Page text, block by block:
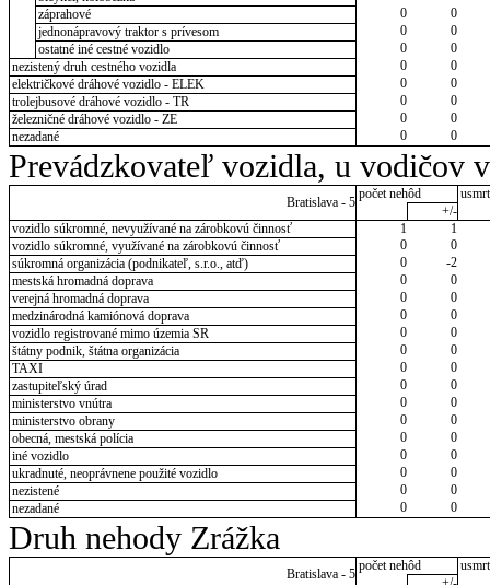
záprahové
0
0
jednonápravový traktor s prívesom
0
0
ostatné iné cestné vozidlo
0
0
nezistený druh cestného vozidla
0
0
električkové dráhové vozidlo - ELEK
0
0
trolejbusové dráhové vozidlo - TR
0
0
železničné dráhové vozidlo - ZE
0
0
nezadané
0 0
Prevádzkovateľ vozidla, u vodičov
Bratislava - 5
počet nehôd
+/-
vozidlo súkromné, nevyužívané na zárobkovú činnosť
1
1
vozidlo súkromné, využívané na zárobkovú činnosť
0
0
súkromná organizácia (podnikateľ, s.r.o., atď)
0
-2
mestská hromadná doprava
0
0
verejná hromadná doprava
0
0
medzinárodná kamiónová doprava
0
0
vozidlo registrované mimo územia SR
0
0
štátny podnik, štátna organizácia
0
0
TAXI
0
0
zastupiteľský úrad
0
0
ministerstvo vnútra
0
0
ministerstvo obrany
0
0
obecná, mestská polícia
0
0
iné vozidlo
0
0
ukradnuté, neoprávnene použité vozidlo
0
0
nezistené
0
0
nezadané
0 0
Druh nehody Zrážka
Bratislava - 5
počet nehôd